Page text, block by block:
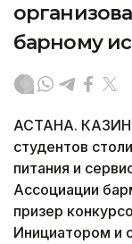
барному
АСТАНА.
студентов
питания и
Ассоциации
призер
Инициатором и